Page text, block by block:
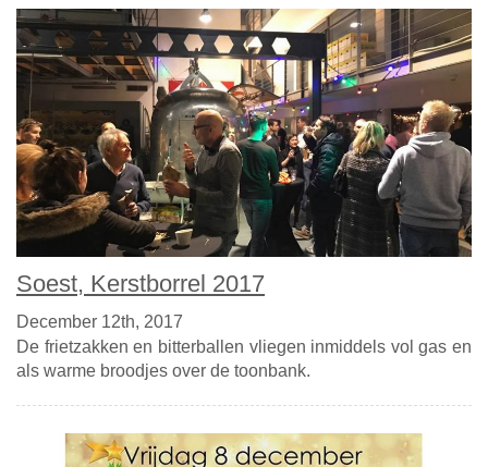
Soest, Kerstborrel 2017
December 12th, 2017
De frietzakken en bitterballen vliegen inmiddels vol gas en
als warme broodjes over de toonbank.